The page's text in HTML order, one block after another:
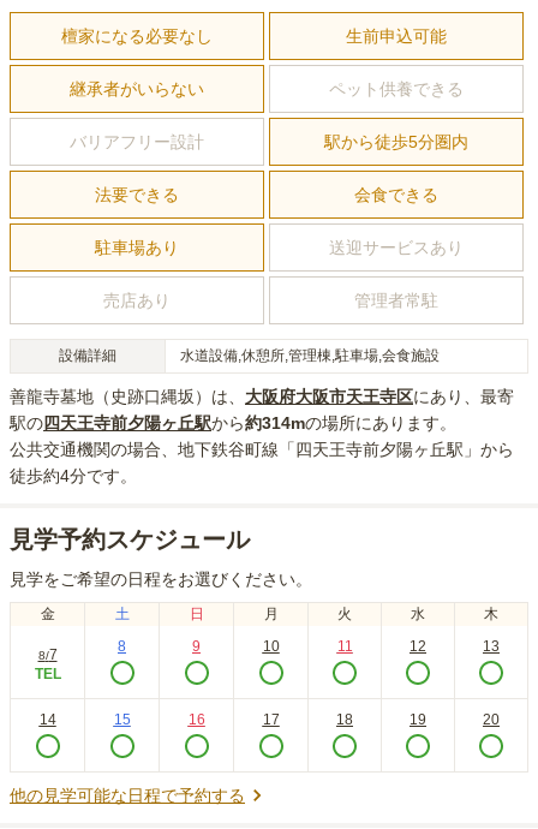
檀家になる必要なし 生前申込可能
継承者がいらない ペット供養できる
バリアフリー設計 駅から徒歩5分圏内
法要できる 会食できる
駐車場あり 送迎サービスあり
売店あり 管理者常駐
設備詳細 水道設備,休憩所,管理棟,駐車場,会食施設
善龍寺墓地（史跡口縄坂） は、 大阪府大阪市天王寺区にあり 、最寄
駅の四天王寺前夕陽ヶ丘駅から約314mの場所にあり ます。
公共交通機関の場合、地下鉄谷町線「四天王寺前夕陽ヶ丘駅」から
徒歩約4分です。
見学予約スケジュール
見学をご希望の日程をお選びください。
金 土 日 月 火 水 木
8/7
TEL
8 9 10 11 12 13
14 15 16 17 18 19 20
他の見学可能な日程で予約する